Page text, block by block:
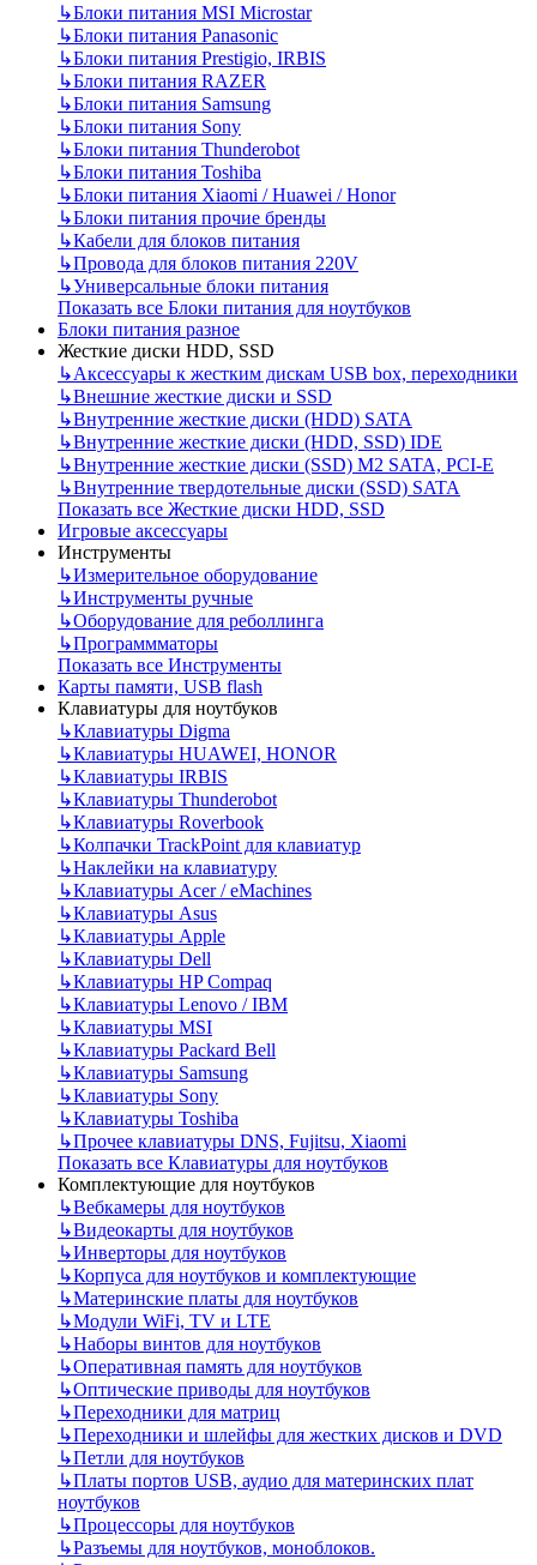
↳Блоки питания MSI Microstar
↳Блоки питания Panasonic
↳Блоки питания Prestigio, IRBIS
↳Блоки питания RAZER
↳Блоки питания Samsung
↳Блоки питания Sony
↳Блоки питания Thunderobot
↳Блоки питания Toshiba
↳Блоки питания Xiaomi / Huawei / Honor
↳Блоки питания прочие бренды
↳Кабели для блоков питания
↳Провода для блоков питания 220V
↳Универсальные блоки питания
Показать все Блоки питания для ноутбуков
Блоки питания разное
Жесткие диски HDD, SSD
↳Аксессуары к жестким дискам USB box, переходники
↳Внешние жесткие диски и SSD
↳Внутренние жесткие диски (HDD) SATA
↳Внутренние жесткие диски (HDD, SSD) IDE
↳Внутренние жесткие диски (SSD) M2 SATA, PCI-E
↳Внутренние твердотельные диски (SSD) SATA
Показать все Жесткие диски HDD, SSD
Игровые аксессуары
Инструменты
↳Измерительное оборудование
↳Инструменты ручные
↳Оборудование для реболлинга
↳Программматоры
Показать все Инструменты
Карты памяти, USB flash
Клавиатуры для ноутбуков
↳Клавиатуры Digma
↳Клавиатуры HUAWEI, HONOR
↳Клавиатуры IRBIS
↳Клавиатуры Thunderobot
↳Клавиатуры Roverbook
↳Колпачки TrackPoint для клавиатур
↳Наклейки на клавиатуру
↳Клавиатуры Acer / eMachines
↳Клавиатуры Asus
↳Клавиатуры Apple
↳Клавиатуры Dell
↳Клавиатуры HP Compaq
↳Клавиатуры Lenovo / IBM
↳Клавиатуры MSI
↳Клавиатуры Packard Bell
↳Клавиатуры Samsung
↳Клавиатуры Sony
↳Клавиатуры Toshiba
↳Прочее клавиатуры DNS, Fujitsu, Xiaomi
Показать все Клавиатуры для ноутбуков
Комплектующие для ноутбуков
↳Вебкамеры для ноутбуков
↳Видеокарты для ноутбуков
↳Инверторы для ноутбуков
↳Корпуса для ноутбуков и комплектующие
↳Материнские платы для ноутбуков
↳Модули WiFi, TV и LTE
↳Наборы винтов для ноутбуков
↳Оперативная память для ноутбуков
↳Оптические приводы для ноутбуков
↳Переходники для матриц
↳Переходники и шлейфы для жестких дисков и DVD
↳Петли для ноутбуков
↳Платы портов USB, аудио для материнских плат
ноутбуков
↳Процессоры для ноутбуков
↳Разъемы для ноутбуков, моноблоков.